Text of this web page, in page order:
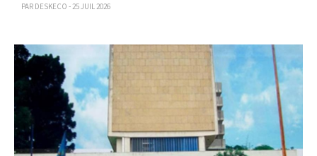
PAR DESKECO - 25 JUIL 2026